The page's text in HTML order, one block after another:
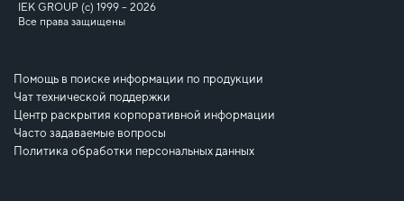
IEK GROUP (c) 1999 – 2026
Все права защищены
Помощь в поиске информации по продукции
Чат технической поддержки
Центр раскрытия корпоративной информации
Часто задаваемые вопросы
Политика обработки персональных данных